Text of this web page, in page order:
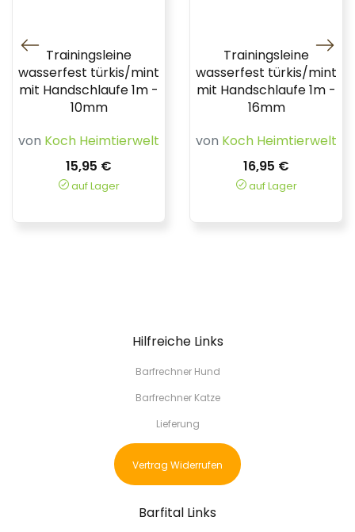
Trainingsleine
wasserfest türkis/mint
mit Handschlaufe 1m -
10mm
von Koch Heimtierwelt
15,95 €
auf Lager
Trainingsleine
wasserfest türkis/mint
mit Handschlaufe 1m -
16mm
von Koch Heimtierwelt
16,95 €
auf Lager
Hilfreiche Links
Barfrechner Hund
Barfrechner Katze
Lieferung
Vertrag Widerrufen
Barfital Links